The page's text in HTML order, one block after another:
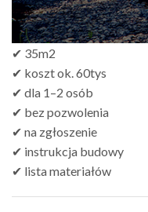
✔ 35m2
✔ koszt ok. 60tys
✔ dla 1–2 osób
✔ bez pozwolenia
✔ na zgłoszenie
✔ instrukcja budowy
✔ lista materiałów